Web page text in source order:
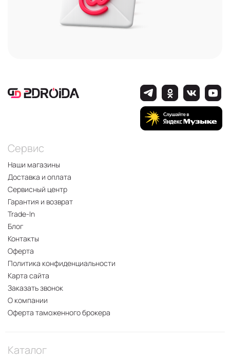
Сервис
Наши магазины
Доставка и оплата
Сервисный центр
Гарантия и возврат
Trade-In
Блог
Контакты
Оферта
Политика конфиденциальности
Карта сайта
Заказать звонок
О компании
Оферта таможенного брокера
Каталог